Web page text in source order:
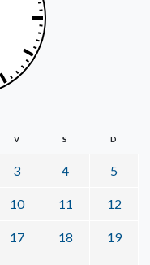
V S D
3 4 5
10 11 12
17 18 19